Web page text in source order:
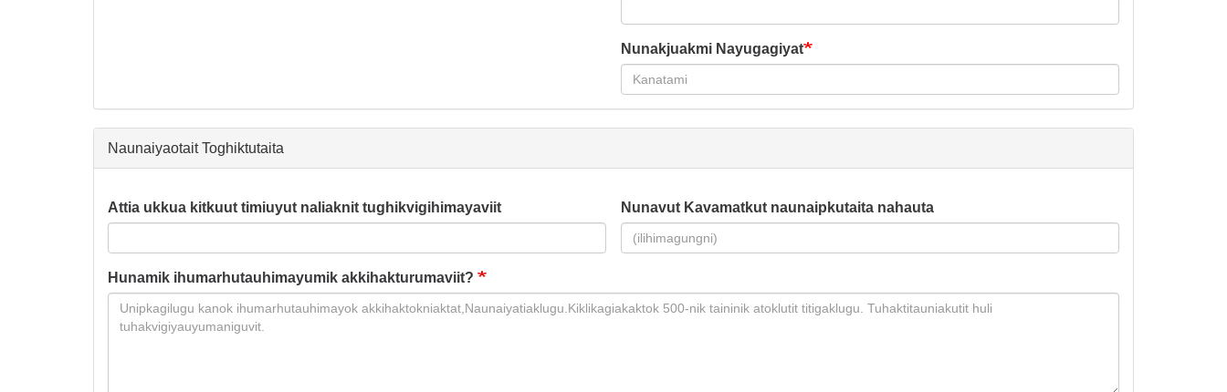
Nunakjuakmi Nayugagiyat
Naunaiyaotait Toghiktutaita
Attia ukkua kitkuut timiuyut naliaknit tughikvigihimayaviit Nunavut Kavamatkut naunaipkutaita nahauta
Hunamik ihumarhutauhimayumik akkihakturumaviit?